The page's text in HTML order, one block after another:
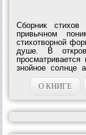
Сборник
привычном
стихотворной
душе. В
знойное солнце
театральной
составлен в
О КНИГЕ